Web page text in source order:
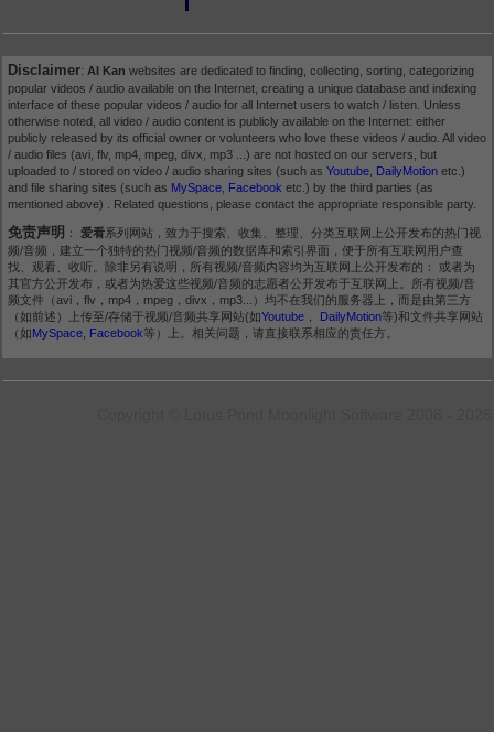
Disclaimer: AI Kan websites are dedicated to finding, collecting, sorting, categorizing
popular videos / audio available on the Internet, creating a unique database and indexing
interface of these popular videos / audio for all Internet users to watch / listen. Unless
otherwise noted, all video / audio content is publicly available on the Internet: either
publicly released by its official owner or volunteers who love these videos / audio. All video
/ audio files (avi, flv, mp4, mpeg, divx, mp3 ...) are not hosted on our servers, but
uploaded to / stored on video / audio sharing sites (such as Youtube DailyMotion etc.)
and file sharing sites (such as MySpace Facebook etc.) by the third parties (as
mentioned above) . Related questions, please contact the appropriate responsible party.
免责声明 ： 爱看系列网站，致力于搜索、收集、整理、分类互联网上公开发布的热门视
频/音频，建立一个独特的热门视频/音频的数据库和索引界面，便于所有互联网用户查
找、观看、收听。除非另有说明，所有视频/音频内容均为互联网上公开发布的： 或者为
其官方公开发布，或者为热爱这些视频/音频的志愿者公开发布于互联网上。所有视频/音
频文件（avi，flv，mp4，mpeg，divx，mp3...）均不在我们的服务器上，而是由第三方
（如前述）上传至/存储于视频/音频共享网站(如Youtube DailyMotion等)和文件共享网站
（如MySpace Facebook等）上。相关问题，请直接联系相应的责任方。